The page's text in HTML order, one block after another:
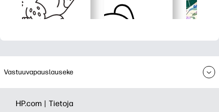
Vastuuvapauslauseke
HP.com | Tietoja